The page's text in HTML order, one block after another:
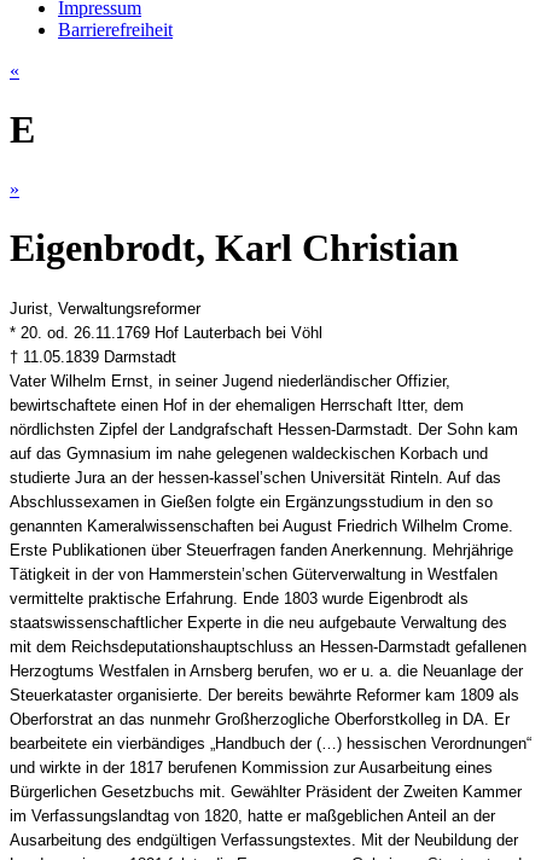
Impressum
Barrierefreiheit
«
E
»
Eigenbrodt, Karl Christian
Jurist, Verwaltungsreformer
* 20. od. 26.11.1769 Hof Lauterbach bei Vöhl
† 11.05.1839 Darmstadt
Vater Wilhelm Ernst, in seiner Jugend niederländischer Offizier,
bewirtschaftete einen Hof in der ehemaligen Herrschaft Itter, dem
nördlichsten Zipfel der Landgrafschaft Hessen-Darmstadt. Der Sohn kam
auf das Gymnasium im nahe gelegenen waldeckischen Korbach und
studierte Jura an der hessen-kassel’schen Universität Rinteln. Auf das
Abschlussexamen in Gießen folgte ein Ergänzungsstudium in den so
genannten Kameralwissenschaften bei August Friedrich Wilhelm Crome.
Erste Publikationen über Steuerfragen fanden Anerkennung. Mehrjährige
Tätigkeit in der von Hammerstein’schen Güterverwaltung in Westfalen
vermittelte praktische Erfahrung. Ende 1803 wurde Eigenbrodt als
staatswissenschaftlicher Experte in die neu aufgebaute Verwaltung des
mit dem Reichsdeputationshauptschluss an Hessen-Darmstadt gefallenen
Herzogtums Westfalen in Arnsberg berufen, wo er u. a. die Neuanlage der
Steuerkataster organisierte. Der bereits bewährte Reformer kam 1809 als
Oberforstrat an das nunmehr Großherzogliche Oberforstkolleg in DA. Er
bearbeitete ein vierbändiges „Handbuch der (…) hessischen Verordnungen“
und wirkte in der 1817 berufenen Kommission zur Ausarbeitung eines
Bürgerlichen Gesetzbuchs mit. Gewählter Präsident der Zweiten Kammer
im Verfassungslandtag von 1820, hatte er maßgeblichen Anteil an der
Ausarbeitung des endgültigen Verfassungstextes. Mit der Neubildung der